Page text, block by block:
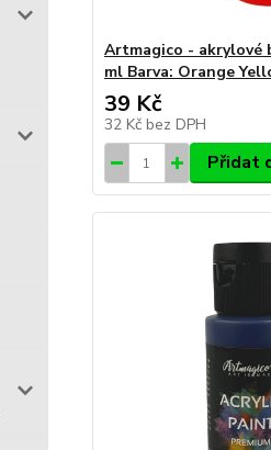
Artmagico - akrylové
ml Barva: Orange
39 Kč
32 Kč bez DPH
Přidat